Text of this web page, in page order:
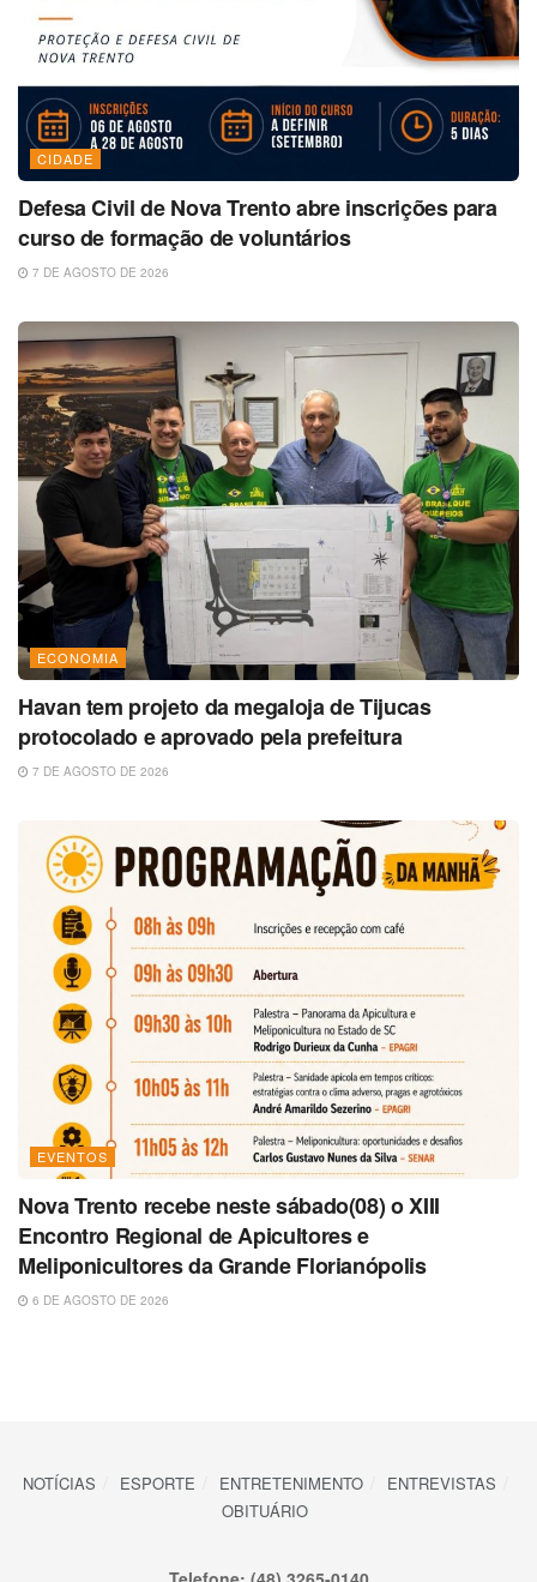
CIDADE
Defesa Civil de Nova Trento abre inscrições para
curso de formação de voluntários
7 DE AGOSTO DE 2026
ECONOMIA
Havan tem projeto da megaloja de Tijucas
protocolado e aprovado pela prefeitura
7 DE AGOSTO DE 2026
EVENTOS
Nova Trento recebe neste sábado(08) o XIII
Encontro Regional de Apicultores e
Meliponicultores da Grande Florianópolis
6 DE AGOSTO DE 2026
NOTÍCIAS ESPORTE ENTRETENIMENTO
ENTREVISTAS
OBITUÁRIO